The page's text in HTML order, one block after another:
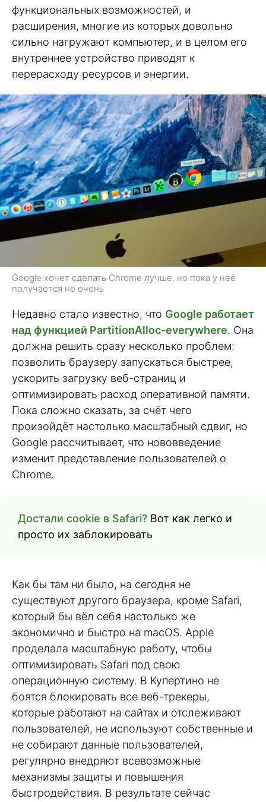
функциональных возможностей, и
расширения, многие из которых довольно
сильно нагружают компьютер, и в целом его
внутреннее устройство приводят к
перерасходу ресурсов и энергии.
Google хочет сделать Chrome лучше, но пока у неё
получается не очень
Недавно стало известно, что Google работает
над функцией PartitionAlloc-everywhere. Она
должна решить сразу несколько проблем:
позволить браузеру запускаться быстрее,
ускорить загрузку веб-страниц и
оптимизировать расход оперативной памяти.
Пока сложно сказать, за счёт чего
произойдёт настолько масштабный сдвиг, но
Google рассчитывает, что нововведение
изменит представление пользователей о
Chrome.
Достали cookie в Safari? Вот как легко и
просто их заблокировать
Как бы там ни было, на сегодня не
существуют другого браузера, кроме Safari,
который бы вёл себя настолько же
экономично и быстро на macOS. Apple
проделала масштабную работу, чтобы
оптимизировать Safari под свою
операционную систему. В Купертино не
боятся блокировать все веб-трекеры,
которые работают на сайтах и отслеживают
пользователей, не используют собственные и
не собирают данные пользователей,
регулярно внедряют всевозможные
механизмы защиты и повышения
быстродействия. В результате сейчас